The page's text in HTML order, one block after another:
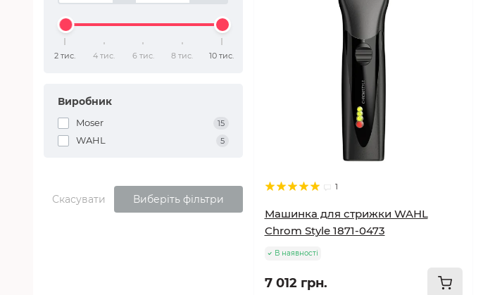
2 тис. 4 тис. 6 тис. 8 тис. 10 тис.
Виробник
Moser 15
WAHL 5
Скасувати Виберіть фільтри
1
Машинка для стрижки WAHL
Chrom Style 1871-0473
В наявності
7 012 грн.